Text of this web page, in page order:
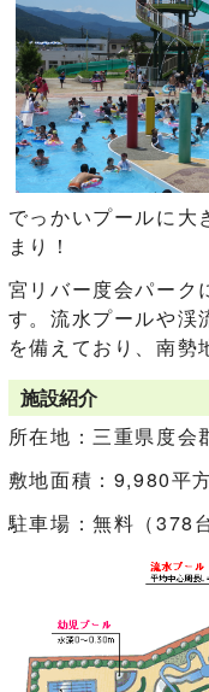
でっかいプールに大
まり！
宮リバー度会パーク
す。流水プールや渓
を備えており、南勢
施設紹介
所在地：三重県度会
敷地面積：9,980平
駐車場：無料（378台